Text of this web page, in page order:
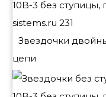
Звездочки
цепи